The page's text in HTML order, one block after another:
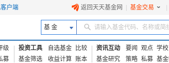
户端 返回天天基金网 基金交易
基 金 请输入基金代码、名称或简
级
募
投资工具 自选基金
比较
基金筛选
收益计算 账本
资讯互动 要闻 观点 学校
基金研究
策略 私募 基